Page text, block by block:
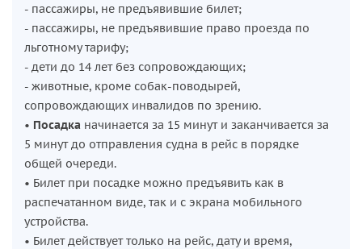
- пассажиры, не предъявившие билет;
- пассажиры, не предъявившие право проезда по
льготному тарифу;
- дети до 14 лет без сопровождающих;
- животные, кроме собак-поводырей,
сопровождающих инвалидов по зрению.
• Посадка начинается за 15 минут и заканчивается за
5 минут до отправления судна в рейс в порядке
общей очереди.
• Билет при посадке можно предъявить как в
распечатанном виде, так и с экрана мобильного
устройства.
• Билет действует только на рейс, дату и время,